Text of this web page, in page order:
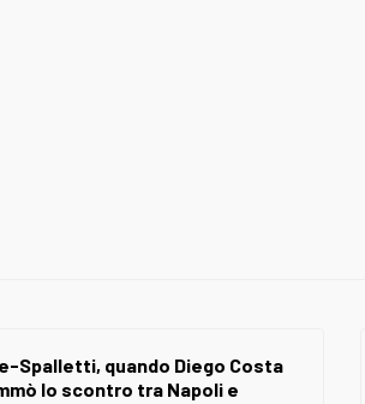
Spalletti, quando Diego Costa
lo scontro tra Napoli e